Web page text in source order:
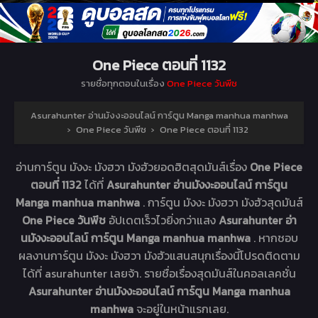
One Piece ตอนที่ 1132
รายชื่อทุกตอนในเรื่อง One Piece วันพีช
Asurahunter อ่านมังงะออนไลน์ การ์ตูน Manga manhua manhwa
› One Piece วันพีช › One Piece ตอนที่ 1132
อ่านการ์ตูน มังงะ มังฮวา มังฮัวยอดฮิตสุดมันส์เรื่อง One Piece
ตอนที่ 1132ได้ที่Asurahunter อ่านมังงะออนไลน์ การ์ตูน
Manga manhua manhwa . การ์ตูน มังงะ มังฮวา มังฮัวสุดมันส์
One Piece วันพีช อัปเดตเร็วไวยิ่งกว่าแสงAsurahunter อ่า
นมังงะออนไลน์ การ์ตูน Manga manhua manhwa . หากชอบ
ผลงานการ์ตูน มังงะ มังฮวา มังฮัวแสนสนุกเรื่องนี้โปรดติดตาม
ได้ที่ asurahunter เลยจ้า. รายชื่อเรื่องสุดมันส์ในคอลเลคชั่น
Asurahunter อ่านมังงะออนไลน์ การ์ตูน Manga manhua
manhwa จะอยู่ในหน้าแรกเลย.